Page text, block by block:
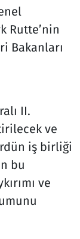
Rutte’nin
Bakanları
II.
ve
iş birliği
bu
ve